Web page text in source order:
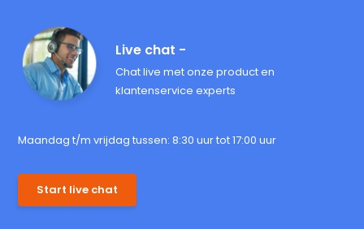
Live chat -
Chat live met onze product en
klantenservice experts
Maandag t/m vrijdag tussen: 8:30 uur tot 17:00 uur
Start live chat